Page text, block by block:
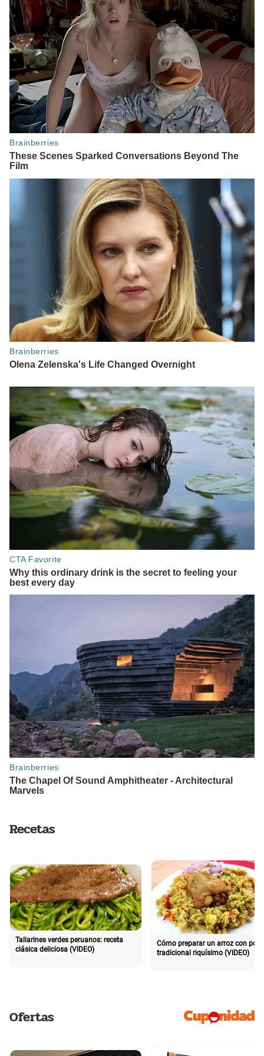
Recetas
Tallarines verdes peruanos: receta
clásica deliciosa (VIDEO)
Cómo preparar un arroz con pollo
tradicional riquísimo (VIDEO)
Ofertas